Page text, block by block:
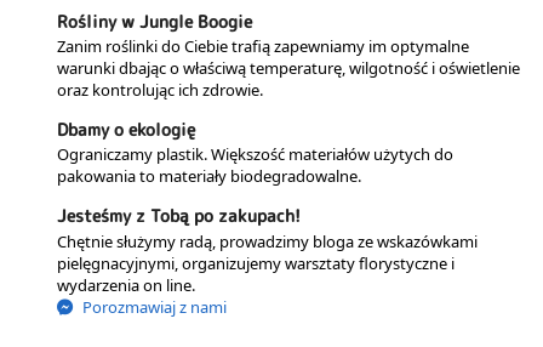
Rośliny w Jungle Boogie
Zanim roślinki do Ciebie trafią zapewniamy im optymalne
warunki dbając o właściwą temperaturę, wilgotność i oświetlenie
oraz kontrolując ich zdrowie.
Dbamy o ekologię
Ograniczamy plastik. Większość materiałów użytych do
pakowania to materiały biodegradowalne.
Jesteśmy z Tobą po zakupach!
Chętnie służymy radą, prowadzimy bloga ze wskazówkami
pielęgnacyjnymi, organizujemy warsztaty florystyczne i
wydarzenia on line.
Porozmawiaj z nami